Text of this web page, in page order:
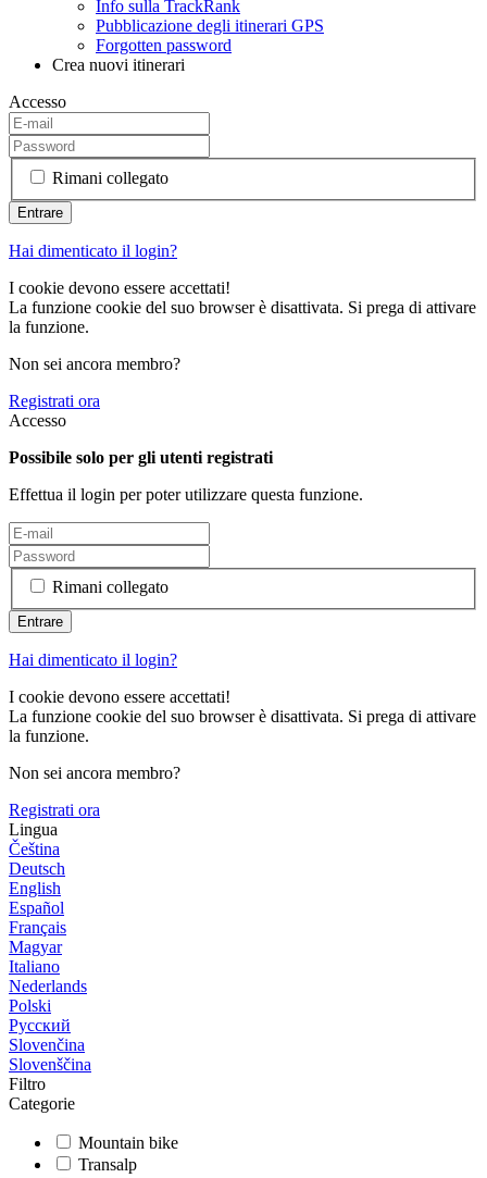
Info sulla TrackRank
Pubblicazione degli itinerari GPS
Forgotten password
Crea nuovi itinerari
Accesso
Rimani collegato
Hai dimenticato il login?
I cookie devono essere accettati!
La funzione cookie del suo browser è disattivata. Si prega di attivare
la funzione.
Non sei ancora membro?
Registrati ora
Accesso
Possibile solo per gli utenti registrati
Effettua il login per poter utilizzare questa funzione.
Rimani collegato
Hai dimenticato il login?
I cookie devono essere accettati!
La funzione cookie del suo browser è disattivata. Si prega di attivare
la funzione.
Non sei ancora membro?
Registrati ora
Lingua
Čeština
Deutsch
English
Español
Français
Magyar
Italiano
Nederlands
Polski
Русский
Slovenčina
Slovenščina
Filtro
Categorie
Mountain bike
Transalp